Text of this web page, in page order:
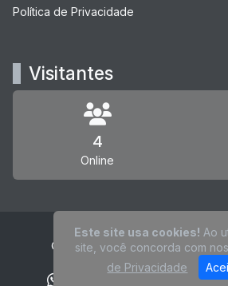
Política de Privacidade
Visitantes
4
Online
© Rádio Canoas - Todos os
Este site usa cookies! Ao
site, você concorda com
de Privacidade